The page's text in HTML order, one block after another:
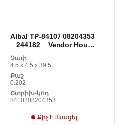
Albal TP-84107 08204353
_ 244182 _ Vendor House
Չափ
4.5 x 4.5 x 39.5
Քաշ
0.202
Շտրիխ-կոդ
8410208204353
Քիչ է մնացել